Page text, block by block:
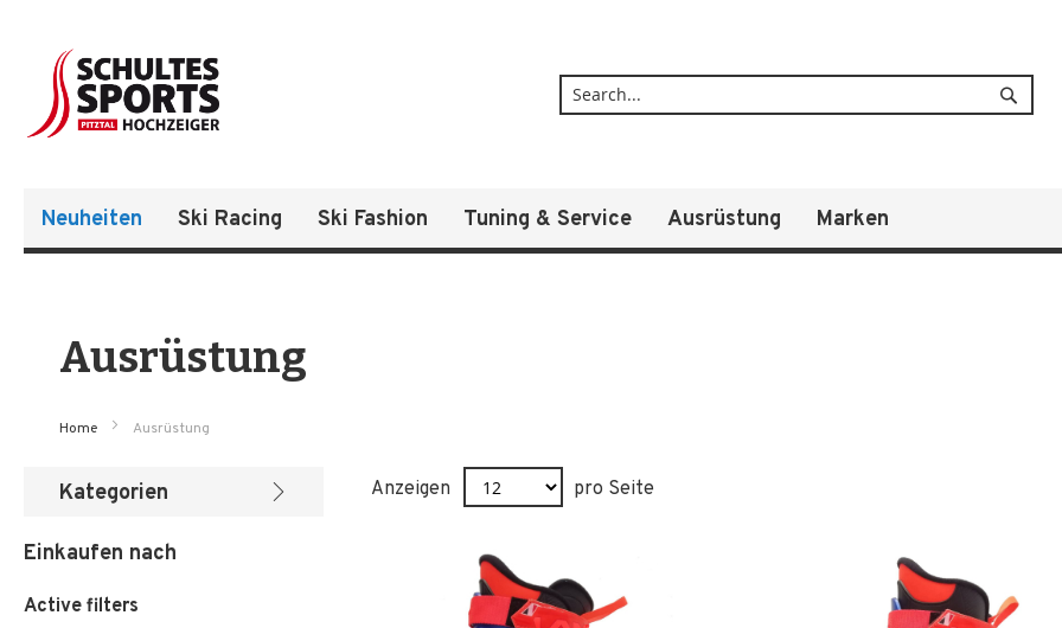
Suche
Neuheiten Ski Racing Ski Fashion Tuning & Service Ausrüstung Marken
Ausrüstung
Home Ausrüstung
Anzeigen pro Seite
Kategorien
Einkaufen nach
Active filters